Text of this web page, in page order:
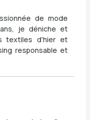
de mode
je déniche et
textiles d'hier et
responsable et